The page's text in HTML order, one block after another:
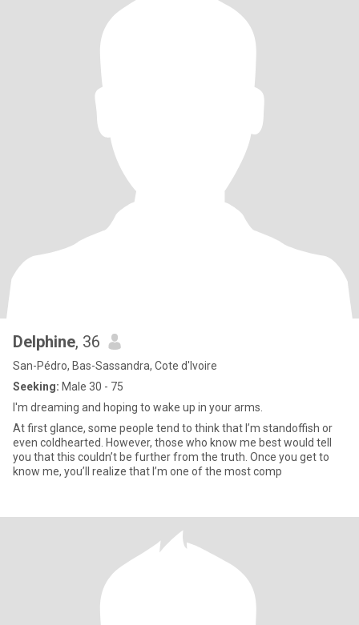
Delphine, 36
San-Pédro, Bas-Sassandra, Cote d'Ivoire
Seeking: Male 30 - 75
I'm dreaming and hoping to wake up in your arms.
At first glance, some people tend to think that I’m standoffish or
even coldhearted. However, those who know me best would tell
you that this couldn’t be further from the truth. Once you get to
know me, you’ll realize that I’m one of the most comp